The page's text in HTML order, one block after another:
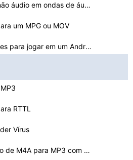
Como converter arquivos não áudio em ondas de áudio
um MPG ou MOV
Como converter MPEG filmes para jogar em um Android
Art
Como converter arquivos VOC para formato WAV no Windows…
RTTL
Vírus
Como converter um arquivo de M4A para MP3 com o freewar…